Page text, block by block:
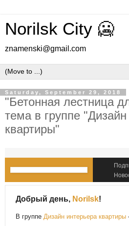
Norilsk City 🥶
znamenski@gmail.com
Saturday, September 29, 2018
"Бетонная лестница
тема в группе
квартиры"
Добрый день, Norilsk!
В группе Дизайн интерьера квартиры